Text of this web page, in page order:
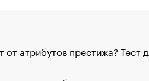
атрибутов престижа? Тест